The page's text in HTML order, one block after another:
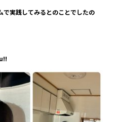
で実践してみるとのことでしたの